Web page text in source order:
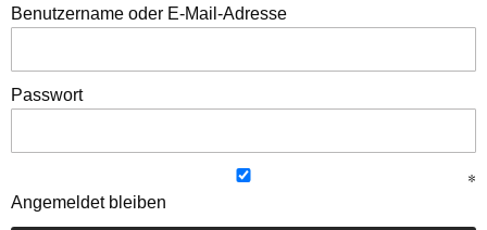
Benutzername oder E-Mail-Adresse
Passwort
Angemeldet bleiben